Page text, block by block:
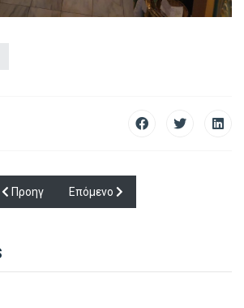
Προηγούμενο άρθρο: Ανακαινίσεων συνέχεια…
Προηγ Επόμενο άρθρο: Η Πρόληψη
Επόμενο